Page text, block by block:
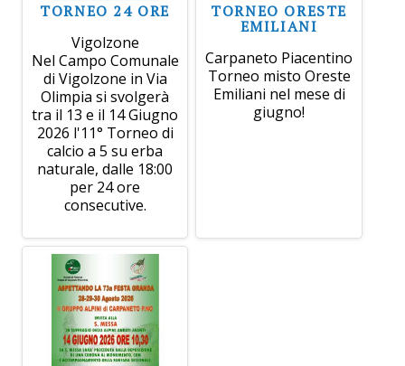
TORNEO 24 ORE
Vigolzone
Nel Campo Comunale
di Vigolzone in Via
Olimpia si svolgerà
tra il 13 e il 14 Giugno
2026 l'11° Torneo di
calcio a 5 su erba
naturale, dalle 18:00
per 24 ore
consecutive.
TORNEO ORESTE
EMILIANI
Carpaneto Piacentino
Torneo misto Oreste
Emiliani nel mese di
giugno!